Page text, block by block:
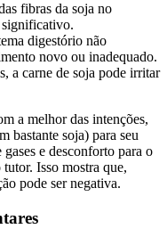
fibras da soja no
significativo.
digestório não
novo ou inadequado.
a carne de soja pode irritar
a melhor das intenções,
bastante soja) para seu
e desconforto para o
Isso mostra que,
pode ser negativa.